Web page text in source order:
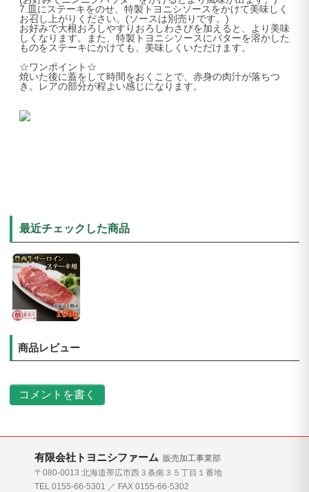
7.皿にステーキをのせ、特製トヨニシソースをかけて美味しく
お召し上がりください。(ソースは別売りです。)
お好みで大根おろしやすりおろしわさびを加えると、より美味
しくなります。また、特製トヨニシソースにバターを溶かした
ものをステーキにかけても、美味しくいただけます。
☆ワンポイント☆
焼いた後に蓋をして時間をおくことで、赤身の肉汁が落ちつ
き。レアの部分が程よい感じになります。
最近チェックした商品
商品レビュー
コメントを書く
有限会社トヨニシファーム 販売加工事業部
〒080-0013 北海道帯広市西３条南３５丁目１番地
TEL 0155-66-5301 ／ FAX 0155-66-5302